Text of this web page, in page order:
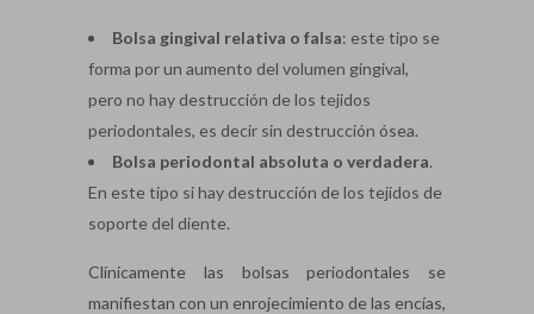
Bolsa gingival relativa o falsa: este tipo se
forma por un aumento del volumen gingival,
pero no hay destrucción de los tejidos
periodontales, es decir sin destrucción ósea.
Bolsa periodontal absoluta o verdadera.
En este tipo si hay destrucción de los tejidos de
soporte del diente.
Clínicamente las bolsas periodontales se
manifiestan con un enrojecimiento de las encías,